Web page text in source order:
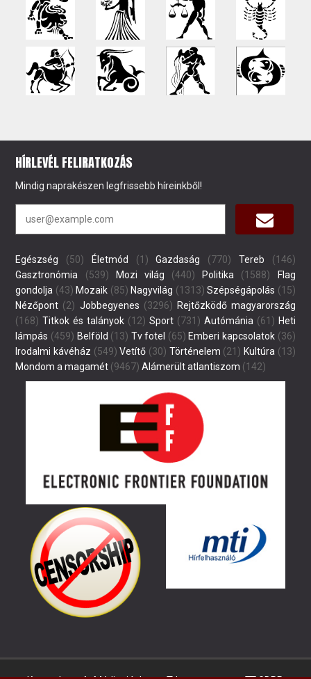
HÍRLEVÉL FELIRATKOZÁS
Mindig naprakészen legfrissebb híreinkből!
Egészség (50) Életmód (1) Gazdaság (770) Tereb (146)
Gasztronómia (539) Mozi világ (440) Politika (1588)
Flag
gondolja (43) Mozaik (85) Nagyvilág (1313) Szépségápolás (15)
Nézőpont (2) Jobbegyenes (3296) Rejtőzködő magyarország
(168) Titkok és talányok (12) Sport (731) Autómánia(61) Heti
lámpás (459) Belföld (13) Tv fotel (65) Emberi kapcsolatok (36)
Irodalmi kávéház (549) Vetítő (30) Történelem (21) Kultúra (13)
Mondom a magamét (9467) Alámerült atlantiszom (142)